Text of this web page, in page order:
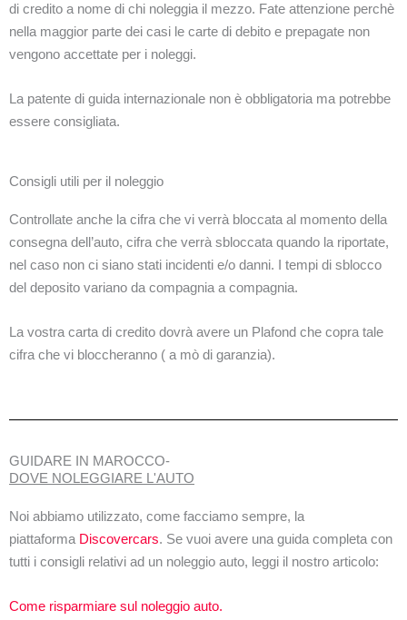
di credito a nome di chi noleggia il mezzo. Fate attenzione perchè
nella maggior parte dei casi le carte di debito e prepagate non
vengono accettate per i noleggi.
La patente di guida internazionale non è obbligatoria ma potrebbe
essere consigliata.
Consigli utili per il noleggio
Controllate anche la cifra che vi verrà bloccata al momento della
consegna dell’auto, cifra che verrà sbloccata quando la riportate,
nel caso non ci siano stati incidenti e/o danni. I tempi di sblocco
del deposito variano da compagnia a compagnia.
La vostra carta di credito dovrà avere un Plafond che copra tale
cifra che vi bloccheranno ( a mò di garanzia).
GUIDARE IN MAROCCO-
DOVE NOLEGGIARE L'AUTO
Noi abbiamo utilizzato, come facciamo sempre, la
piattaforma Discovercars. Se vuoi avere una guida completa con
tutti i consigli relativi ad un noleggio auto, leggi il nostro articolo:
Come risparmiare sul noleggio auto.